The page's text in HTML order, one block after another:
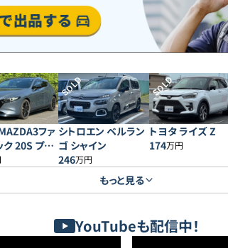
ファ
ク 20S プロ
SOLD
シトロエン ベルラン
ゴ シャイン
246万円
SOLD
トヨタ ライズ Z
174万円
もっと見る
YouTubeも配信中！